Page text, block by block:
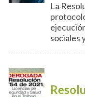
La
sociales